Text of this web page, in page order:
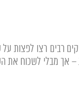
שנה של פיצויים.